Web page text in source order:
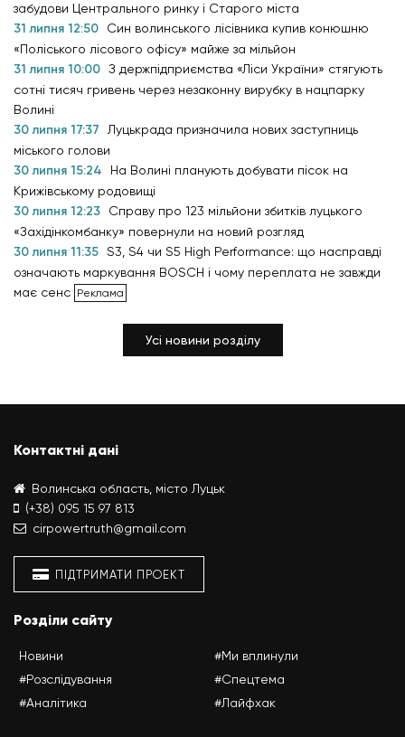
забудови Центрального ринку і Старого міста
31 липня 12:50
Син волинського лісівника купив конюшню
«Поліського лісового офісу» майже за мільйон
31 липня 10:00 З держпідприємства «Ліси України» стягують
сотні тисяч гривень через незаконну вирубку в нацпарку
Волині
30 липня 17:37
Луцькрада призначила нових заступниць
міського голови
30 липня 15:24
На Волині планують добувати пісок на
Крижівському родовищі
30 липня 12:23
Справу про 123 мільйони збитків луцького
«Західінкомбанку» повернули на новий розгляд
30 липня 11:35 S3, S4 чи S5 High Performance: що насправді
означають маркування BOSCH і чому переплата не завжди
має сенс
Усі новини розділу
Контактні дані
Волинська область, місто Луцьк
(+38) 095 15 97 813
cirpowertruth@gmail.com
ПІДТРИМАТИ ПРОЕКТ
Розділи сайту
Новини
#Розслідування
#Аналітика
#Ми вплинули
#Спецтема
#Лайфхак